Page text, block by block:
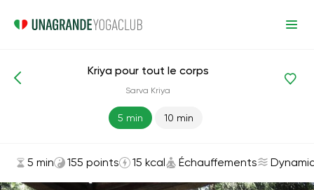
Échauffements
Kriya pour tout le corps
Sarva Kriya
5 min 10 min
5 min 155 points 15 kcal Échauffements